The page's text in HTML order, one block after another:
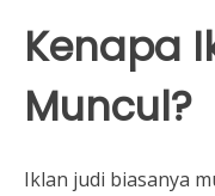
Kenapa
Muncul?
Iklan judi biasanya